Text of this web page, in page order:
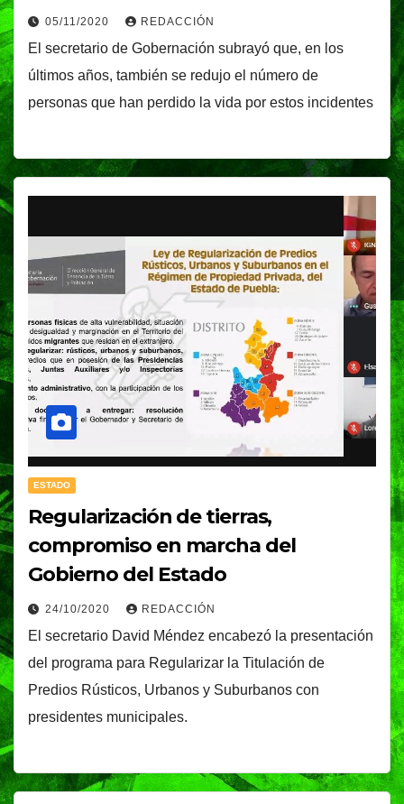
05/11/2020 REDACCIÓN
El secretario de Gobernación subrayó que, en los
últimos años, también se redujo el número de
personas que han perdido la vida por estos incidentes
ESTADO
Regularización de tierras,
compromiso en marcha del
Gobierno del Estado
24/10/2020 REDACCIÓN
El secretario David Méndez encabezó la presentación
del programa para Regularizar la Titulación de
Predios Rústicos, Urbanos y Suburbanos con
presidentes municipales.